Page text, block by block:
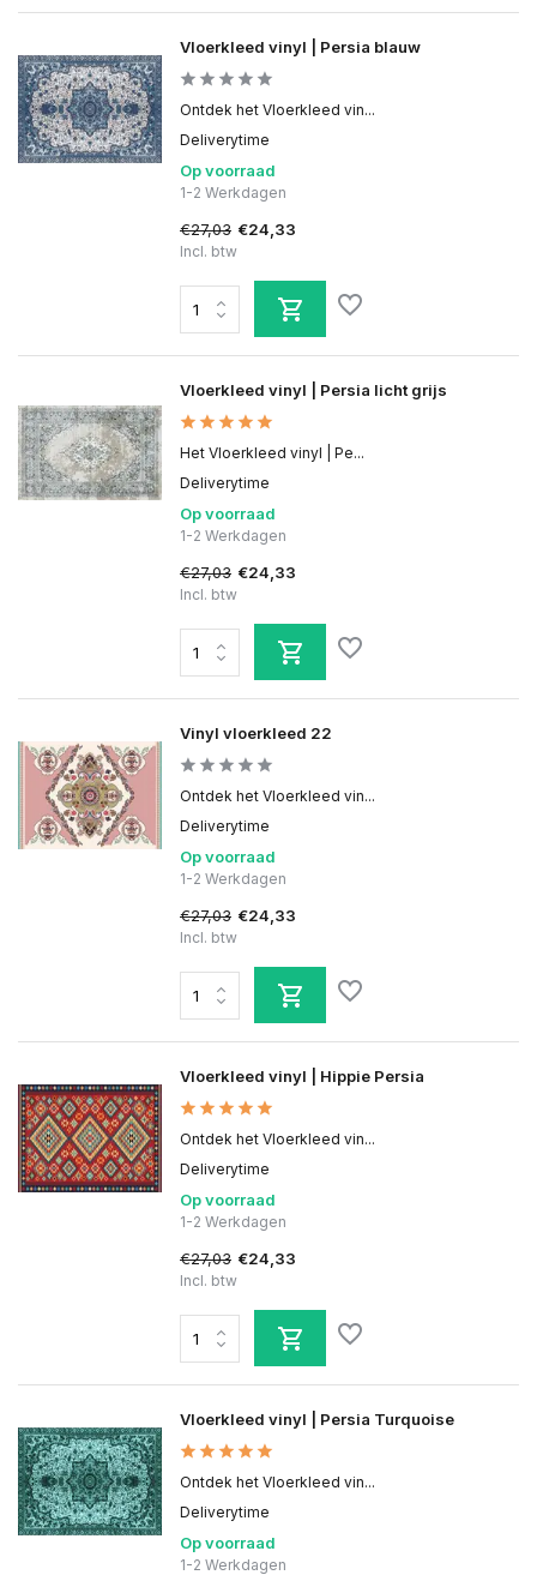
Vloerkleed vinyl | Persia blauw
Ontdek het Vloerkleed vin...
Deliverytime
Op voorraad
1-2 Werkdagen
€27,03 €24,33
Incl. btw
Vloerkleed vinyl | Persia licht grijs
Het Vloerkleed vinyl | Pe...
Deliverytime
Op voorraad
1-2 Werkdagen
€27,03 €24,33
Incl. btw
Vinyl vloerkleed 22
Ontdek het Vloerkleed vin...
Deliverytime
Op voorraad
1-2 Werkdagen
€27,03 €24,33
Incl. btw
Vloerkleed vinyl | Hippie Persia
Ontdek het Vloerkleed vin...
Deliverytime
Op voorraad
1-2 Werkdagen
€27,03 €24,33
Incl. btw
Vloerkleed vinyl | Persia Turquoise
Ontdek het Vloerkleed vin...
Deliverytime
Op voorraad
1-2 Werkdagen